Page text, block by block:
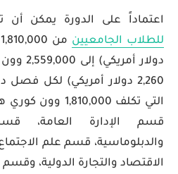
اعتماداً على الدورة يمكن أن
للطلاب الجامعيين
دولار
2,260 دولار أمريكي) لكل
التي تكلف
قسم الإدارة العامة،
والدبلوماسية، قسم علم
الاقتصاد والتجارة الدولية، وقسم